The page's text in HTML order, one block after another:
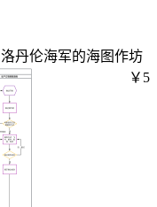
洛丹伦海军的海图作坊
￥5